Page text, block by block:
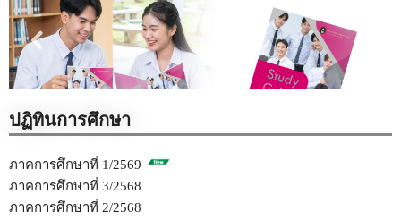
ปฏิทินการศึกษา
ภาคการศึกษาที่ 1/2569
ภาคการศึกษาที่ 3/2568
ภาคการศึกษาที่ 2/2568